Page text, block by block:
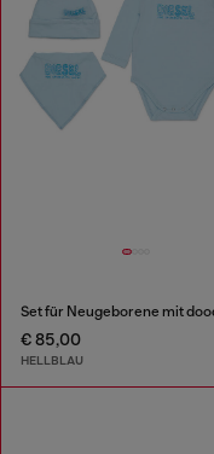
€ 85,00
HELLBLAU